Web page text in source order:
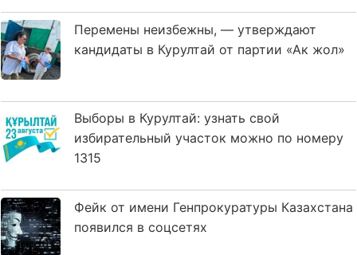
Перемены неизбежны, — утверждают
кандидаты в Курултай от партии «Ак жол»
Выборы в Курултай: узнать свой
избирательный участок можно по номеру
1315
Фейк от имени Генпрокуратуры Казахстана
появился в соцсетях